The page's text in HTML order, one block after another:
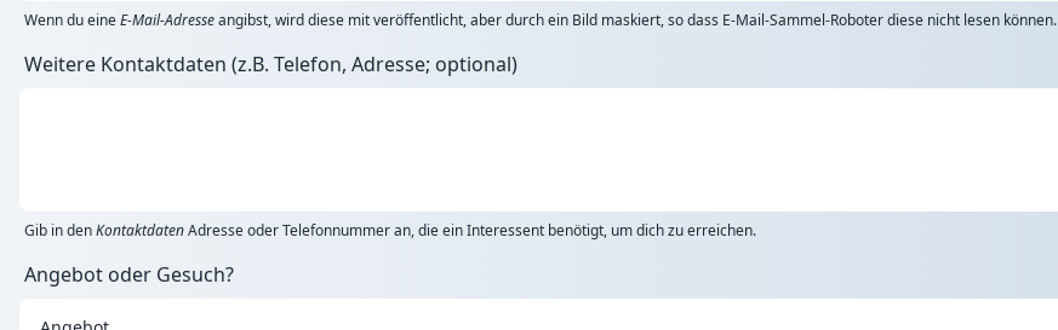
Wenn du eineE-Mail-Adresseangibst, wird diese mit veröffentlicht, aber durch ein Bild maskiert, so dass E-Mail-Sammel-Roboter diese nicht lesen können.
Weitere Kontaktdaten (z.B. Telefon, Adresse; optional)
Gib in denKontaktdatenAdresse oder Telefonnummer an, die ein Interessent benötigt, um dich zu erreichen.
Angebot oder Gesuch?